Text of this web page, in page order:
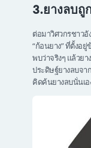
3.ยางลบ
ต่อมาวิศวกรชาวอั
“ก้อนยาง” ที่ตั้งอ
พบว่าจริงๆ แล้วย
ประดิษฐ์ยางลบจา
คิดค้นยางลบนั่นเอ